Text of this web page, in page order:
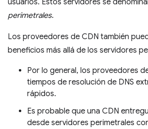
usuarios. Estos servidores se
perimetrales.
Los proveedores de CDN también
beneficios más allá de los servidores
Por lo general, los proveedores
tiempos de resolución de DNS
rápidos.
Es probable que una CDN
desde servidores perimetrales